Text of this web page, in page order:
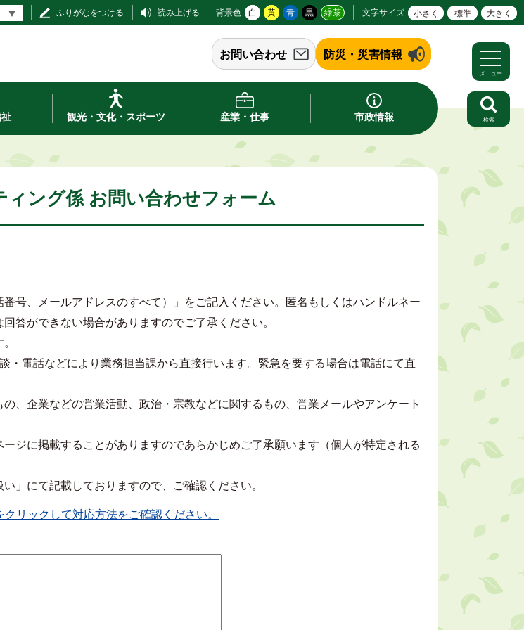
ふりがなをつける 読み上げる 背景色 白 黄 青 黒 緑茶 文字サイズ 小さく 標準 大きく
お問い合わせ 防災・災害情報
観光・文化・スポーツ 産業・仕事 市政情報
メニュー
検索
ング係 お問い合わせフォーム
号、メールアドレスのすべて）」をご記入ください。匿名もしくはハンドルネー
答ができない場合がありますのでご了承ください。
・電話などにより業務担当課から直接行います。緊急を要する場合は電話にて直
、企業などの営業活動、政治・宗教などに関するもの、営業メールやアンケート
ジに掲載することがありますのであらかじめご了承願います（個人が特定される
」にて記載しておりますので、ご確認ください。
リックして対応方法をご確認ください。